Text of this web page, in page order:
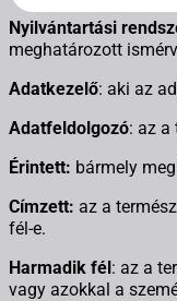
Nyilvántartási
meghatározott
Adatkezelő: aki az
Adatfeldolgozó: az a
Érintett: bármely
Címzett: az a
fél-e.
Harmadik fél: az a
vagy azokkal a